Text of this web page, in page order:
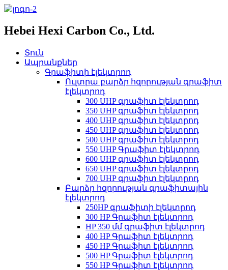
Hebei Hexi Carbon Co., Ltd.
Տուն
Ապրանքներ
Գրաֆիտի էլեկտրոդ
Ուլտրա բարձր հզորության գրաֆիտ
էլեկտրոդ
300 UHP գրաֆիտ էլեկտրոդ
350 UHP գրաֆիտ էլեկտրոդ
400 UHP գրաֆիտ էլեկտրոդ
450 UHP գրաֆիտ էլեկտրոդ
500 UHP գրաֆիտ էլեկտրոդ
550 UHP Գրաֆիտ էլեկտրոդ
600 UHP գրաֆիտ էլեկտրոդ
650 UHP գրաֆիտ էլեկտրոդ
700 UHP գրաֆիտ էլեկտրոդ
Բարձր հզորության գրաֆիտային
էլեկտրոդ
250HP գրաֆիտի էլեկտրոդ
300 HP Գրաֆիտ էլեկտրոդ
HP 350 մմ գրաֆիտ էլեկտրոդ
400 HP Գրաֆիտ էլեկտրոդ
450 HP Գրաֆիտ էլեկտրոդ
500 HP Գրաֆիտ էլեկտրոդ
550 HP Գրաֆիտ էլեկտրոդ